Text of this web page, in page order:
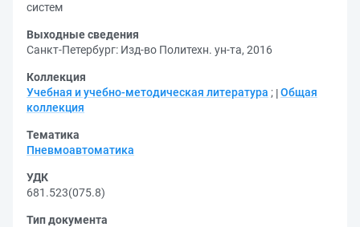
систем
Выходные сведения
Санкт-Петербург: Изд-во Политехн. ун-та, 2016
Коллекция
Учебная и учебно-методическая литература ; Общая
коллекция
Тематика
Пневмоавтоматика
УДК
681.523(075.8)
Тип документа